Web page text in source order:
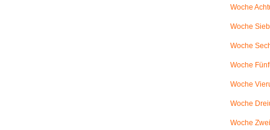
Woche
Woche
Woche
Woche
Woche
Woche
Woche